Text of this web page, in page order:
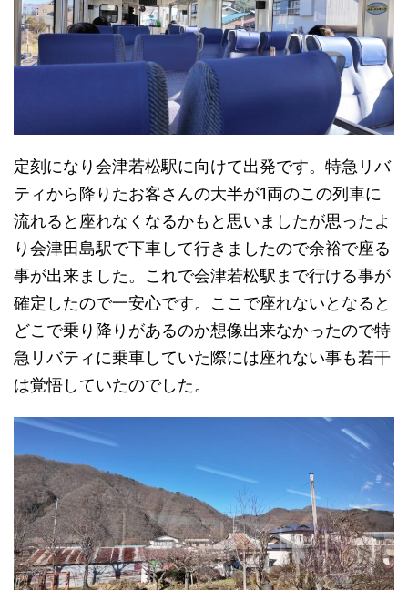
定刻になり会津若松駅に向けて出発です。特急リバ
ティから降りたお客さんの大半が1両のこの列車に
流れると座れなくなるかもと思いましたが思ったよ
り会津田島駅で下車して行きましたので余裕で座る
事が出来ました。これで会津若松駅まで行ける事が
確定したので一安心です。ここで座れないとなると
どこで乗り降りがあるのか想像出来なかったので特
急リバティに乗車していた際には座れない事も若干
は覚悟していたのでした。